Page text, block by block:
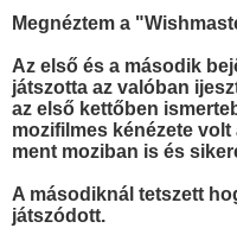
Megnéztem a
Az első és a második
játszotta az valóban
az első kettőben
mozifilmes kénézete volt
ment moziban is és
A másodiknál tetszett
játszódott.